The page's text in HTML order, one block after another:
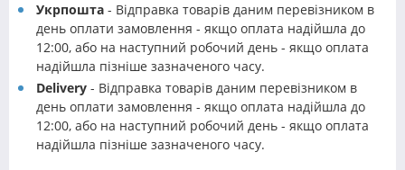
Укрпошта - Відправка товарів даним перевізником в
день оплати замовлення - якщо оплата надійшла до
12:00, або на наступний робочий день - якщо оплата
надійшла пізніше зазначеного часу.
Delivery - Відправка товарів даним перевізником в
день оплати замовлення - якщо оплата надійшла до
12:00, або на наступний робочий день - якщо оплата
надійшла пізніше зазначеного часу.